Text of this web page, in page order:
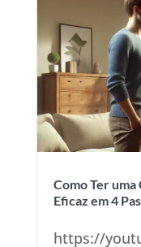
Como Ter
Eficaz em 4
https://